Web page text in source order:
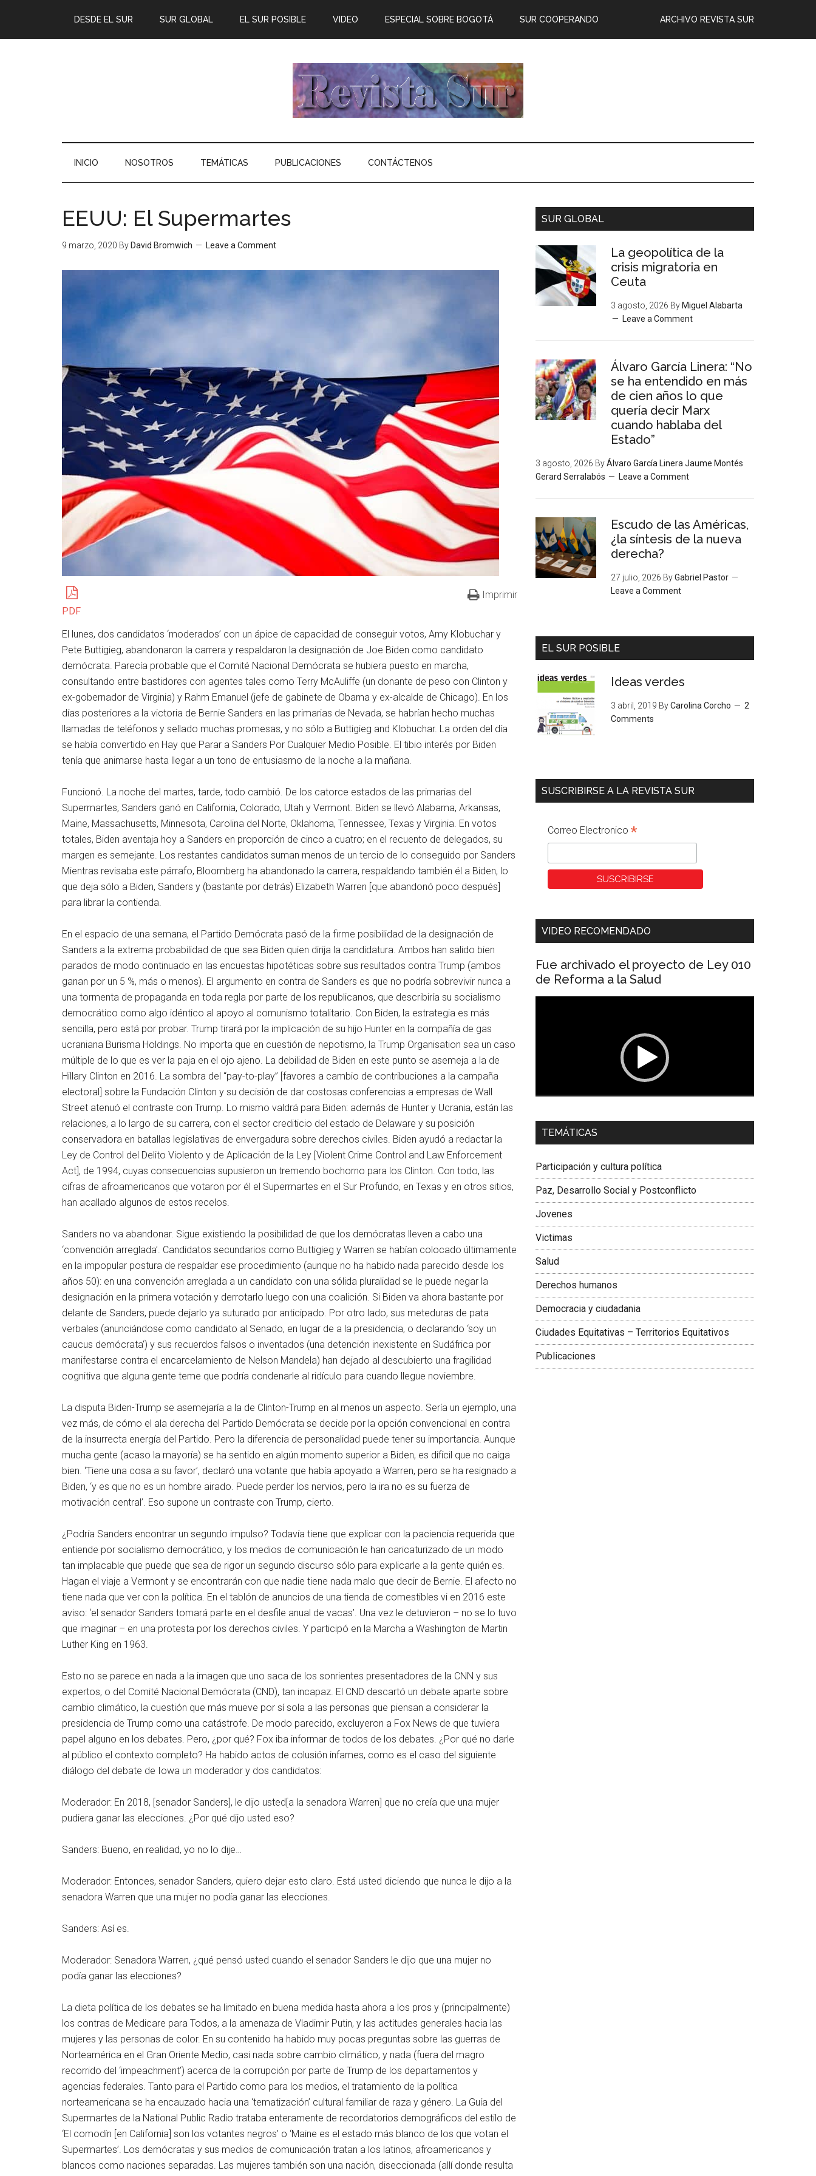
DESDE EL SUR SUR GLOBAL EL SUR POSIBLE ARCHIVO REVISTA SUR
VIDEO ESPECIAL SOBRE BOGOTÁ SUR COOPERANDO
INICIO NOSOTROS TEMÁTICAS PUBLICACIONES CONTÁCTENOS
EEUU: El Supermartes
9 marzo, 2020 By David Bromwich Leave a Comment
PDF
Imprimir
El lunes, dos candidatos ‘moderados’ con un ápice de capacidad de conseguir votos, Amy Klobuchar y
Pete Buttigieg, abandonaron la carrera y respaldaron la designación de Joe Biden como candidato
demócrata. Parecía probable que el Comité Nacional Demócrata se hubiera puesto en marcha,
consultando entre bastidores con agentes tales como Terry McAuliffe (un donante de peso con Clinton y
ex-gobernador de Virginia) y Rahm Emanuel (jefe de gabinete de Obama y ex-alcalde de Chicago). En los
días posteriores a la victoria de Bernie Sanders en las primarias de Nevada, se habrían hecho muchas
llamadas de teléfonos y sellado muchas promesas, y no sólo a Buttigieg and Klobuchar. La orden del día
se había convertido en Hay que Parar a Sanders Por Cualquier Medio Posible. El tibio interés por Biden
tenía que animarse hasta llegar a un tono de entusiasmo de la noche a la mañana.
Funcionó. La noche del martes, tarde, todo cambió. De los catorce estados de las primarias del
Supermartes, Sanders ganó en California, Colorado, Utah y Vermont. Biden se llevó Alabama, Arkansas,
Maine, Massachusetts, Minnesota, Carolina del Norte, Oklahoma, Tennessee, Texas y Virginia. En votos
totales, Biden aventaja hoy a Sanders en proporción de cinco a cuatro; en el recuento de delegados, su
margen es semejante. Los restantes candidatos suman menos de un tercio de lo conseguido por Sanders
Mientras revisaba este párrafo, Bloomberg ha abandonado la carrera, respaldando también él a Biden, lo
que deja sólo a Biden, Sanders y (bastante por detrás) Elizabeth Warren [que abandonó poco después]
para librar la contienda.
En el espacio de una semana, el Partido Demócrata pasó de la firme posibilidad de la designación de
Sanders a la extrema probabilidad de que sea Biden quien dirija la candidatura. Ambos han salido bien
parados de modo continuado en las encuestas hipotéticas sobre sus resultados contra Trump (ambos
ganan por un 5 %, más o menos). El argumento en contra de Sanders es que no podría sobrevivir nunca a
una tormenta de propaganda en toda regla por parte de los republicanos, que describiría su socialismo
democrático como algo idéntico al apoyo al comunismo totalitario. Con Biden, la estrategia es más
sencilla, pero está por probar. Trump tirará por la implicación de su hijo Hunter en la compañía de gas
ucraniana Burisma Holdings. No importa que en cuestión de nepotismo, la Trump Organisation sea un caso
múltiple de lo que es ver la paja en el ojo ajeno. La debilidad de Biden en este punto se asemeja a la de
Hillary Clinton en 2016. La sombra del “pay-to-play” [favores a cambio de contribuciones a la campaña
electoral] sobre la Fundación Clinton y su decisión de dar costosas conferencias a empresas de Wall
Street atenuó el contraste con Trump. Lo mismo valdrá para Biden: además de Hunter y Ucrania, están las
relaciones, a lo largo de su carrera, con el sector crediticio del estado de Delaware y su posición
conservadora en batallas legislativas de envergadura sobre derechos civiles. Biden ayudó a redactar la
Ley de Control del Delito Violento y de Aplicación de la Ley [Violent Crime Control and Law Enforcement
Act], de 1994, cuyas consecuencias supusieron un tremendo bochorno para los Clinton. Con todo, las
cifras de afroamericanos que votaron por él el Supermartes en el Sur Profundo, en Texas y en otros sitios,
han acallado algunos de estos recelos.
Sanders no va abandonar. Sigue existiendo la posibilidad de que los demócratas lleven a cabo una
‘convención arreglada’. Candidatos secundarios como Buttigieg y Warren se habían colocado últimamente
en la impopular postura de respaldar ese procedimiento (aunque no ha habido nada parecido desde los
años 50): en una convención arreglada a un candidato con una sólida pluralidad se le puede negar la
designación en la primera votación y derrotarlo luego con una coalición. Si Biden va ahora bastante por
delante de Sanders, puede dejarlo ya suturado por anticipado. Por otro lado, sus meteduras de pata
verbales (anunciándose como candidato al Senado, en lugar de a la presidencia, o declarando ‘soy un
caucus demócrata’) y sus recuerdos falsos o inventados (una detención inexistente en Sudáfrica por
manifestarse contra el encarcelamiento de Nelson Mandela) han dejado al descubierto una fragilidad
cognitiva que alguna gente teme que podría condenarle al ridículo para cuando llegue noviembre.
La disputa Biden-Trump se asemejaría a la de Clinton-Trump en al menos un aspecto. Sería un ejemplo, una
vez más, de cómo el ala derecha del Partido Demócrata se decide por la opción convencional en contra
de la insurrecta energía del Partido. Pero la diferencia de personalidad puede tener su importancia. Aunque
mucha gente (acaso la mayoría) se ha sentido en algún momento superior a Biden, es difícil que no caiga
bien. ‘Tiene una cosa a su favor’, declaró una votante que había apoyado a Warren, pero se ha resignado a
Biden, ‘y es que no es un hombre airado. Puede perder los nervios, pero la ira no es su fuerza de
motivación central’. Eso supone un contraste con Trump, cierto.
¿Podría Sanders encontrar un segundo impulso? Todavía tiene que explicar con la paciencia requerida que
entiende por socialismo democrático, y los medios de comunicación le han caricaturizado de un modo
tan implacable que puede que sea de rigor un segundo discurso sólo para explicarle a la gente quién es.
Hagan el viaje a Vermont y se encontrarán con que nadie tiene nada malo que decir de Bernie. El afecto no
tiene nada que ver con la política. En el tablón de anuncios de una tienda de comestibles vi en 2016 este
aviso: ‘el senador Sanders tomará parte en el desfile anual de vacas’. Una vez le detuvieron – no se lo tuvo
que imaginar – en una protesta por los derechos civiles. Y participó en la Marcha a Washington de Martin
Luther King en 1963.
Esto no se parece en nada a la imagen que uno saca de los sonrientes presentadores de la CNN y sus
expertos, o del Comité Nacional Demócrata (CND), tan incapaz. El CND descartó un debate aparte sobre
cambio climático, la cuestión que más mueve por sí sola a las personas que piensan a considerar la
presidencia de Trump como una catástrofe. De modo parecido, excluyeron a Fox News de que tuviera
papel alguno en los debates. Pero, ¿por qué? Fox iba informar de todos de los debates. ¿Por qué no darle
al público el contexto completo? Ha habido actos de colusión infames, como es el caso del siguiente
diálogo del debate de Iowa un moderador y dos candidatos:
Moderador: En 2018, [senador Sanders], le dijo usted[a la senadora Warren] que no creía que una mujer
pudiera ganar las elecciones. ¿Por qué dijo usted eso?
Sanders: Bueno, en realidad, yo no lo dije…
Moderador: Entonces, senador Sanders, quiero dejar esto claro. Está usted diciendo que nunca le dijo a la
senadora Warren que una mujer no podía ganar las elecciones.
Sanders: Así es.
Moderador: Senadora Warren, ¿qué pensó usted cuando el senador Sanders le dijo que una mujer no
podía ganar las elecciones?
La dieta política de los debates se ha limitado en buena medida hasta ahora a los pros y (principalmente)
los contras de Medicare para Todos, a la amenaza de Vladimir Putin, y las actitudes generales hacia las
mujeres y las personas de color. En su contenido ha habido muy pocas preguntas sobre las guerras de
Norteamérica en el Gran Oriente Medio, casi nada sobre cambio climático, y nada (fuera del magro
recorrido del ‘impeachment’) acerca de la corrupción por parte de Trump de los departamentos y
agencias federales. Tanto para el Partido como para los medios, el tratamiento de la política
norteamericana se ha encauzado hacia una ‘tematización’ cultural familiar de raza y género. La Guía del
Supermartes de la National Public Radio trataba enteramente de recordatorios demográficos del estilo de
‘El comodín [en California] son los votantes negros’ o ‘Maine es el estado más blanco de los que votan el
Supermartes’. Los demócratas y sus medios de comunicación tratan a los latinos, afroamericanos y
blancos como naciones separadas. Las mujeres también son una nación, diseccionada (allí donde resulta
SUR GLOBAL
La geopolítica de la
crisis migratoria en
Ceuta
3 agosto, 2026 By Miguel Alabarta
Leave a Comment
Álvaro García Linera: “No
se ha entendido en más
de cien años lo que
quería decir Marx
cuando hablaba del
Estado”
3 agosto, 2026 ByÁlvaro García Linera Jaume Montés
Gerard Serralabós
Leave a Comment
Escudo de las Américas,
¿la síntesis de la nueva
derecha?
27 julio, 2026 ByGabriel Pastor
Leave a Comment
EL SUR POSIBLE
Ideas verdes
3 abril, 2019 ByCarolina Corcho
2
Comments
SUSCRIBIRSE A LA REVISTA SUR
Correo Electronico *
VIDEO RECOMENDADO
Fue archivado el proyecto de Ley 010
de Reforma a la Salud
Dra. Carolina Corcho Mejía,
Latinoamericana Sur, Vicepresidenta Federación
TEMÁTICAS
Participación y cultura política
Paz, Desarrollo Social y Postconflicto
Jovenes
Victimas
Salud
Derechos humanos
Democracia y ciudadania
Ciudades Equitativas – Territorios Equitativos
Publicaciones